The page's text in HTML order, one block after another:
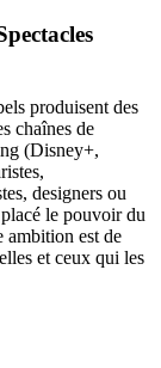
produisent des
chaînes de
(Disney+,
designers ou
le pouvoir du
ambition est de
et ceux qui les